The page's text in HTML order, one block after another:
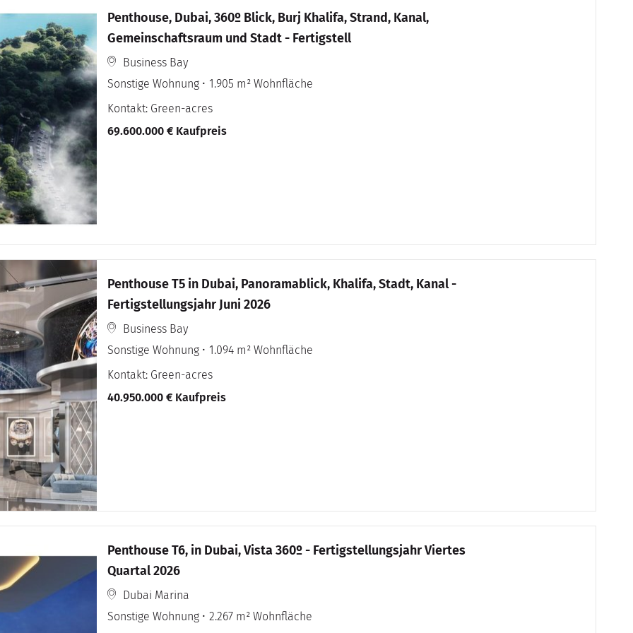
Penthouse, Dubai, 360º Blick, Burj Khalifa, Strand, Kanal,
Gemeinschaftsraum und Stadt - Fertigstell
Business Bay
Sonstige Wohnung
1.905 m² Wohnfläche
Kontakt: Green-acres
69.600.000 € Kaufpreis
Penthouse T5 in Dubai, Panoramablick, Khalifa, Stadt, Kanal -
Fertigstellungsjahr Juni 2026
Business Bay
Sonstige Wohnung
1.094 m² Wohnfläche
Kontakt: Green-acres
40.950.000 € Kaufpreis
Penthouse T6, in Dubai, Vista 360º - Fertigstellungsjahr Viertes
Quartal 2026
Dubai Marina
Sonstige Wohnung
2.267 m² Wohnfläche